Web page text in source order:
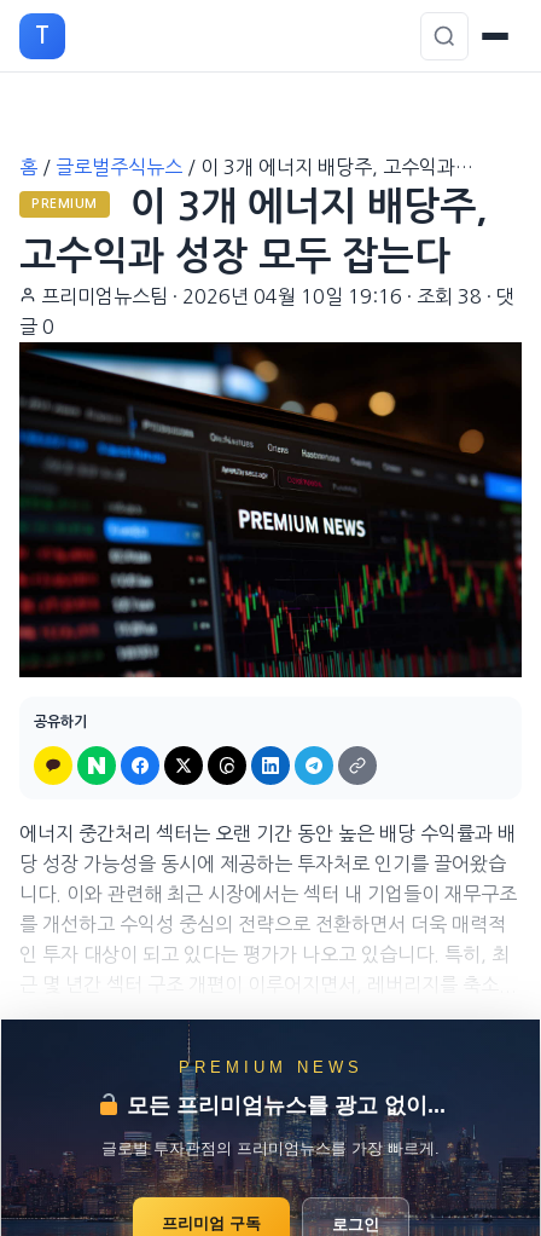
T
홈 / 글로벌주식뉴스 / 이 3개 에너지 배당주, 고수익과…
PREMIUM
이 3개 에너지 배당주,
고수익과 성장 모두 잡는다
프리미엄뉴스팀 · 2026년 04월 10일 19:16 · 조회 38 · 댓
글 0
공유하기
에너지 중간처리 섹터는 오랜 기간 동안 높은 배당 수익률과 배
당 성장 가능성을 동시에 제공하는 투자처로 인기를 끌어왔습
니다. 이와 관련해 최근 시장에서는 섹터 내 기업들이 재무구조
를 개선하고 수익성 중심의 전략으로 전환하면서 더욱 매력적
인 투자 대상이 되고 있다는 평가가 나오고 있습니다. 특히, 최
근 몇 년간 섹터 구조 개편이 이루어지면서, 레버리지를 축소...
PREMIUM NEWS
모든 프리미엄뉴스를 광고 없이...
글로벌 투자관점의 프리미엄뉴스를 가장 빠르게.
프리미엄 구독 로그인